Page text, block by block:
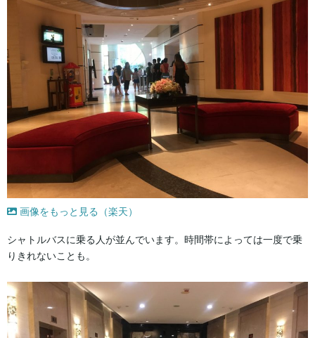
画像をもっと見る（楽天）
シャトルバスに乗る人が並んでいます。時間帯によっては一度で乗
りきれないことも。